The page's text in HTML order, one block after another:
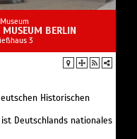
Museum
MUSEUM BERLIN
3
Historischen
Deutschlands nationales